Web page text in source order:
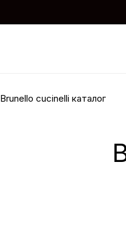
Brunello cucinelli каталог